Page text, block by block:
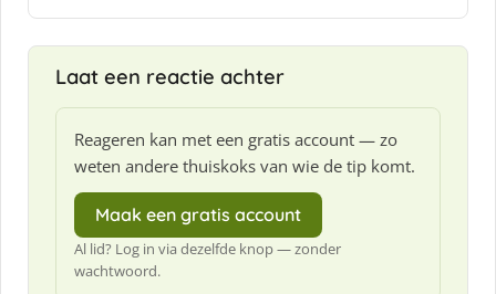
:
Laat een reactie achter
Reageren kan met een gratis account — zo
weten andere thuiskoks van wie de tip komt.
Maak een gratis account
Al lid? Log in via dezelfde knop — zonder
wachtwoord.